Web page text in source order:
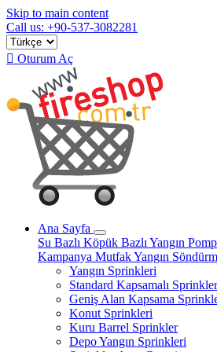
Skip to main content
Call us: +90-537-3082281
 Oturum Aç
Ana Sayfa
Su Bazlı Köpük Bazlı Yangın
Kampanya Mutfak Yangın
Yangın Sprinkleri
Standard Kapsamalı Sprinkler
Geniş Alan Kapsama
Konut Sprinkleri
Kuru Barrel Sprinkler
Depo Yangın Sprinkleri